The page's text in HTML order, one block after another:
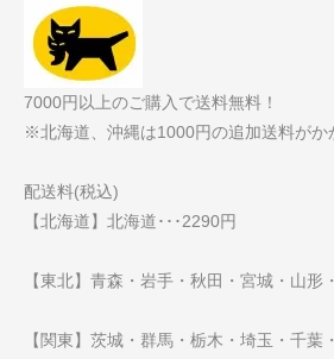
7000円以上のご購入で送料無料！
※北海道、沖縄は1000円の追加送料がか
配送料(税込)
【北海道】北海道･･･2290円
【東北】青森・岩手・秋田・宮城・山形
【関東】茨城・群馬・栃木・埼玉・千葉